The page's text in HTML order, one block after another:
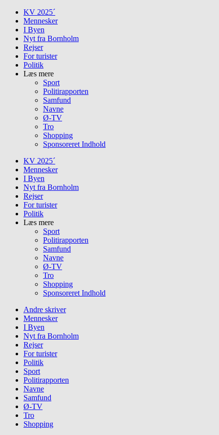
Skip
content
KV 2025´
Mennesker
I Byen
Nyt fra Bornholm
Rejser
For turister
Politik
Læs mere
Sport
Politirapporten
Samfund
Navne
Ø-TV
Tro
Shopping
Sponsoreret Indhold
KV 2025´
Mennesker
I Byen
Nyt fra Bornholm
Rejser
For turister
Politik
Læs mere
Sport
Politirapporten
Samfund
Navne
Ø-TV
Tro
Shopping
Sponsoreret Indhold
Andre skriver
Mennesker
I Byen
Nyt fra Bornholm
Rejser
For turister
Politik
Sport
Politirapporten
Navne
Samfund
Ø-TV
Tro
Shopping